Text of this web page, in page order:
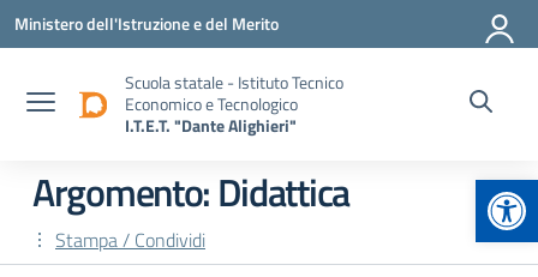
Vai ai contenuti
Vai al menu di navigazione
Vai al footer
Ministero dell'Istruzione e del Merito
Scuola statale - Istituto Tecnico
Economico e Tecnologico
I.T.E.T. "Dante Alighieri"
Argomento: Didattica
Stampa / Condividi